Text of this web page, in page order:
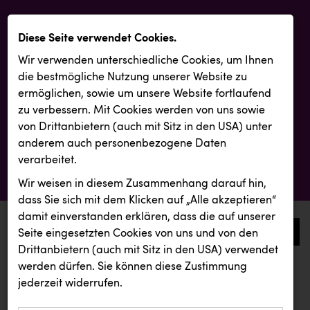
0
aktuelle aussendungen
aktuelle aussendungen
Diese Seite verwendet Cookies.
Wir verwenden unterschiedliche Cookies, um Ihnen
die best­mögliche Nutzung unserer Website zu
ermöglichen, sowie um unsere Website fortlaufend
zu verbessern. Mit Cookies werden von uns sowie
von Drittanbietern (auch mit Sitz in den USA) unter
anderem auch personenbezogene Daten
verarbeitet.
Wir weisen in diesem Zusammenhang darauf hin,
dass Sie sich mit dem Klicken auf „Alle akzeptieren“
damit ein­ver­standen erklären, dass die auf unserer
Seite eingesetzten Cookies von uns und von den
Drittanbietern (auch mit Sitz in den USA) verwendet
werden dürfen. Sie können diese Zustimmung
jederzeit widerrufen.